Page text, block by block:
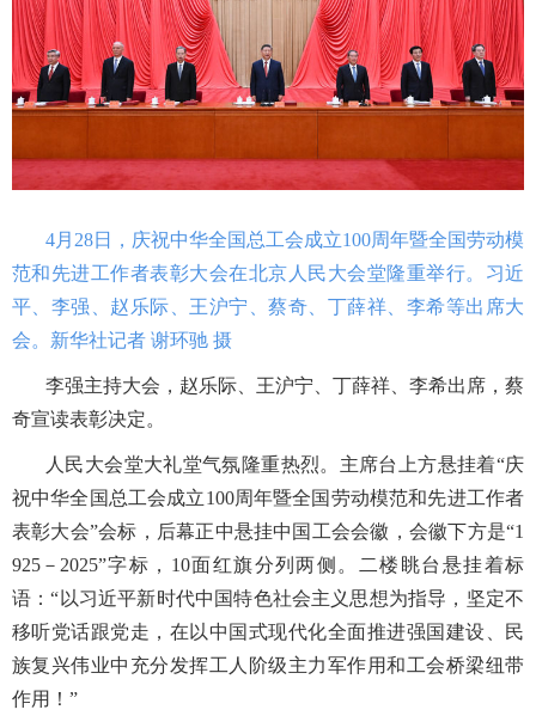
4月28日，庆祝中华全国总工会成立100周年暨全国劳动模
范和先进工作者表彰大会在北京人民大会堂隆重举行。习近
平、李强、赵乐际、王沪宁、蔡奇、丁薛祥、李希等出席大
会。新华社记者 谢环驰 摄
李强主持大会，赵乐际、王沪宁、丁薛祥、李希出席，蔡
奇宣读表彰决定。
人民大会堂大礼堂气氛隆重热烈。主席台上方悬挂着“庆
祝中华全国总工会成立100周年暨全国劳动模范和先进工作者
表彰大会”会标，后幕正中悬挂中国工会会徽，会徽下方是“1
925－2025”字标，10面红旗分列两侧。二楼眺台悬挂着标
语：“以习近平新时代中国特色社会主义思想为指导，坚定不
移听党话跟党走，在以中国式现代化全面推进强国建设、民
族复兴伟业中充分发挥工人阶级主力军作用和工会桥梁纽带
作用！”